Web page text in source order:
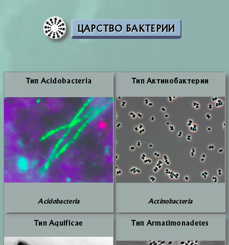
ЦАРСТВО БАКТЕРИИ
Тип Acidobacteria
Acidobacteria
Тип Ак­ти­но­бак­те­рии
Actinobacteria
Тип Aquificae Тип Armatimonadetes